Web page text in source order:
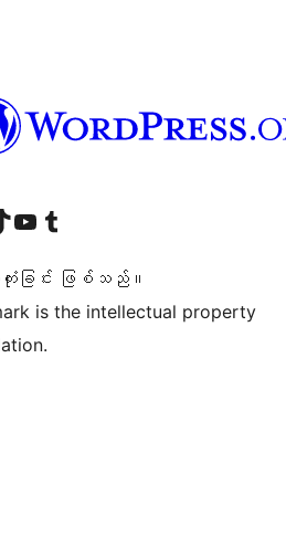
အကောင့်သို့ ဝင်ရောက်ကြည့်ရှုရန်
ကျွန်ုပ်တို့၏ YouTube ချန်နယ်သို့ သွားရောက်ကြည့်ရှုပါ ကျွန်ုပ်တို့၏ Tumblr အကောင့်သို့ ဝင်ရောက်ကြည့်ရှုရန်
ကုံးခြင်း ဖြစ်သည်။
is the intellectual property